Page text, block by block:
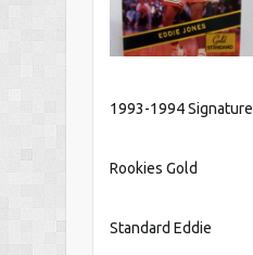
1993-1994 Signature
Rookies Gold
Standard Eddie